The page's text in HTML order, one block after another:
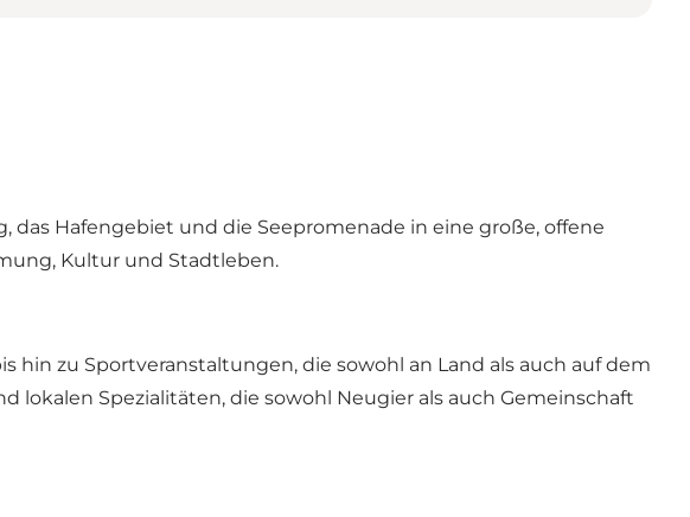
Hafengebiet und die Seepromenade in eine große, offene
Kultur und Stadtleben.
hin zu Sportveranstaltungen, die sowohl an Land als auch auf dem
lokalen Spezialitäten, die sowohl Neugier als auch Gemeinschaft